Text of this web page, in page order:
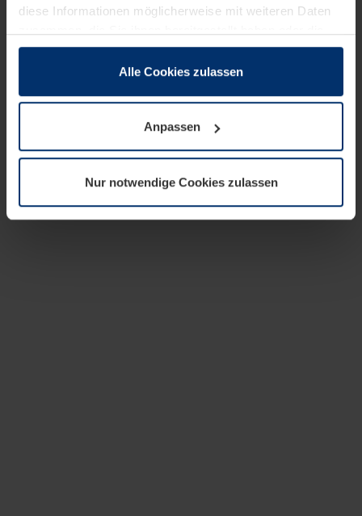
diese Informationen möglicherweise mit weiteren Daten
sie im Rahmen Ihrer Nutzung der Dienste gesammelt
wenn diese für den Betrieb dieser Seite unbedingt
notwendig sind. Für alle anderen Cookie-Typen benötigen
wir Ihre Erlaubnis. Ihre Einwilligung können Sie jederzeit
Datenschutzerklärungunserer Website ändern oder
widerrufen.
Alle Cookies zulassen
Anpassen
Nur notwendige Cookies zulassen